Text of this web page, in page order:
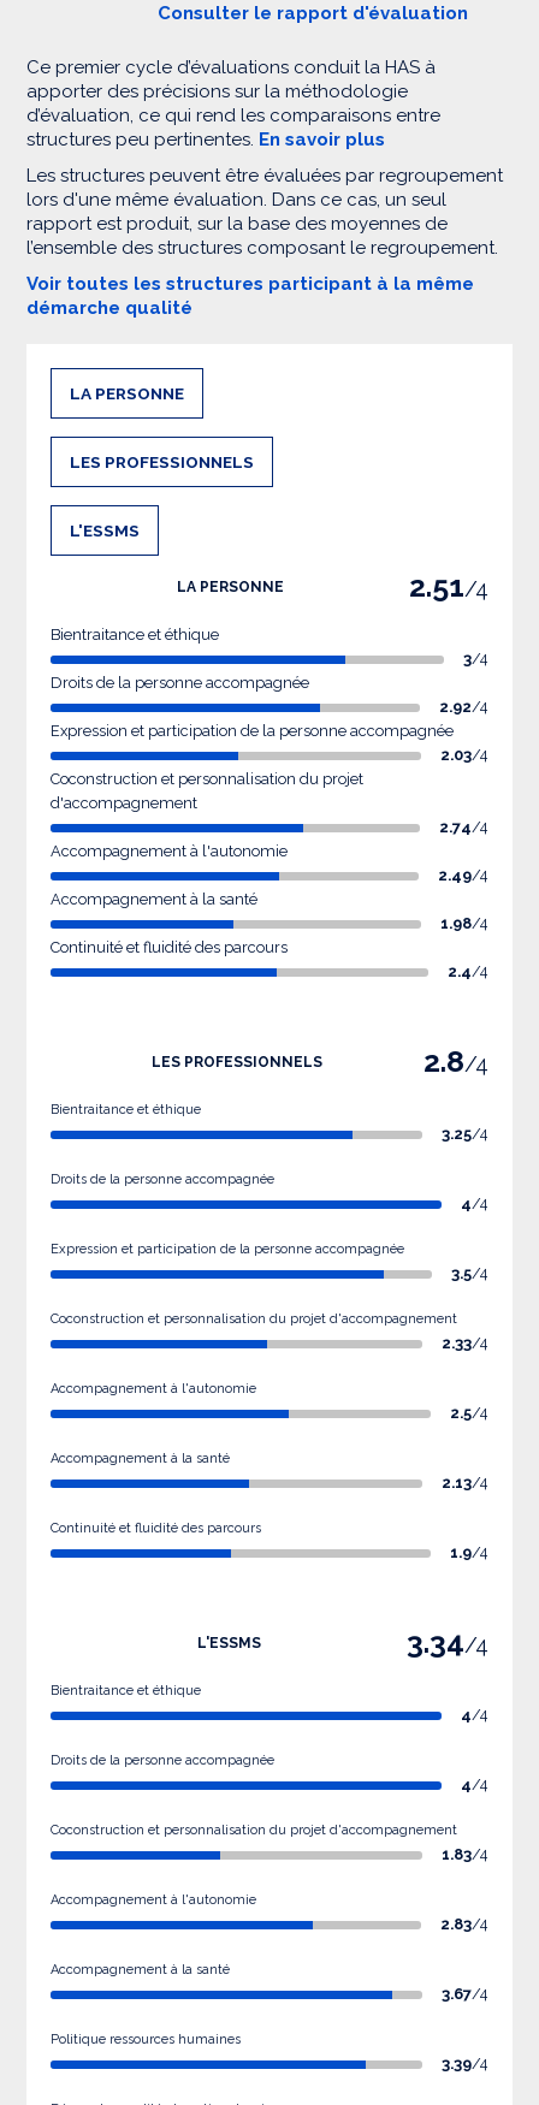
Consulter le rapport d'évaluation
Ce premier cycle d’évaluations conduit la HAS à
apporter des précisions sur la méthodologie
d’évaluation, ce qui rend les comparaisons entre
structures peu pertinentes. En savoir plus
Les structures peuvent être évaluées par regroupement
lors d'une même évaluation. Dans ce cas, un seul
rapport est produit, sur la base des moyennes de
l’ensemble des structures composant le regroupement.
Voir toutes les structures participant à la même
démarche qualité
LA PERSONNE
LES PROFESSIONNELS
L'ESSMS
LA PERSONNE 2.51/4
Bientraitance et éthique
3/4
Droits de la personne accompagnée
2.92/4
Expression et participation de la personne accompagnée
2.03/4
Coconstruction et personnalisation du projet
d'accompagnement
2.74/4
Accompagnement à l'autonomie
2.49/4
Accompagnement à la santé
1.98/4
Continuité et fluidité des parcours
2.4/4
LES PROFESSIONNELS 2.8/4
Bientraitance et éthique
3.25/4
Droits de la personne accompagnée
4/4
Expression et participation de la personne accompagnée
3.5/4
Coconstruction et personnalisation du projet d'accompagnement
2.33/4
Accompagnement à l'autonomie
2.5/4
Accompagnement à la santé
2.13/4
Continuité et fluidité des parcours
1.9/4
L'ESSMS 3.34/4
Bientraitance et éthique
4/4
Droits de la personne accompagnée
4/4
Coconstruction et personnalisation du projet d'accompagnement
1.83/4
Accompagnement à l'autonomie
2.83/4
Accompagnement à la santé
3.67/4
Politique ressources humaines
3.39/4